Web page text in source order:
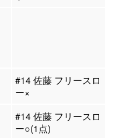
#14 佐藤 フリースロ
ー×
#14 佐藤 フリースロ
ー○(1点)